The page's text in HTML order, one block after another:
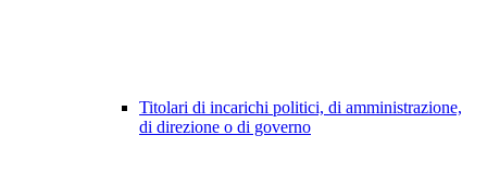
Titolari di incarichi politici, di amministrazione,
di direzione o di governo